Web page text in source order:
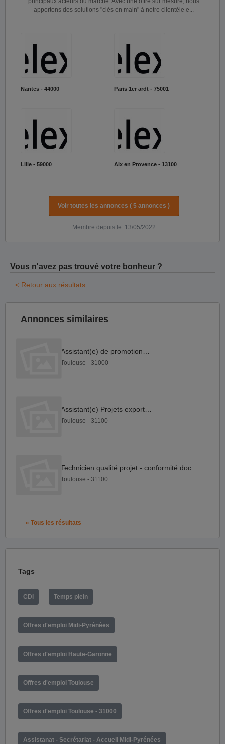
apportons des solutions "clés en main" à notre clientèle e...
Nantes - 44000 Paris 1er ardt - 75001
Lille - 59000 Aix en Provence - 13100
Voir toutes les annonces ( 5 annonces )
Membre depuis le: 13/05/2022
Vous n'avez pas trouvé votre bonheur ?
< Retour aux résultats
Annonces similaires
Toulouse - 31000
Toulouse - 31100
Toulouse - 31100
« Tous les résultats
Tags
CDI Temps plein
Offres d'emploi Midi-Pyrénées
Offres d'emploi Haute-Garonne
Offres d'emploi Toulouse
Offres d'emploi Toulouse - 31000
Assistanat - Secrétariat - Accueil Midi-Pyrénées